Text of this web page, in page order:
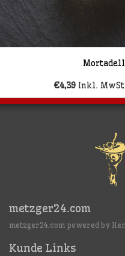
€4,39 Inkl.
metzger24.com
metzger24.com powered by
Kunde Links